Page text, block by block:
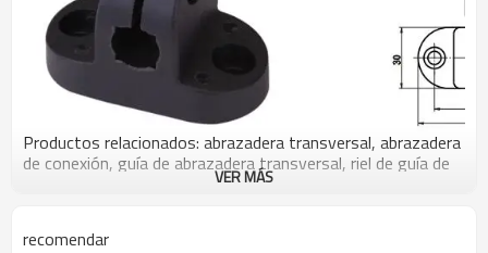
Productos relacionados: abrazadera transversal, abrazadera
de conexión, guía de abrazadera transversal, riel de guía de
abrazadera transversal, guías de abrazadera de brida, guía
abrazaderas para tubo, abrazadera t, abrazaderas t.
VER MÁS
recomendar